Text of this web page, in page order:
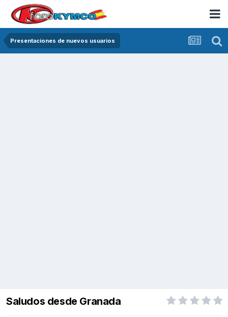
Presentaciones de nuevos usuarios
Saludos desde Granada